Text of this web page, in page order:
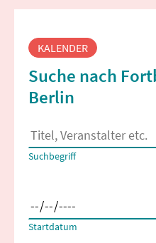
KALENDER
Suche nach
Berlin
Es erscheinen
Suchbegriff
Startdatum